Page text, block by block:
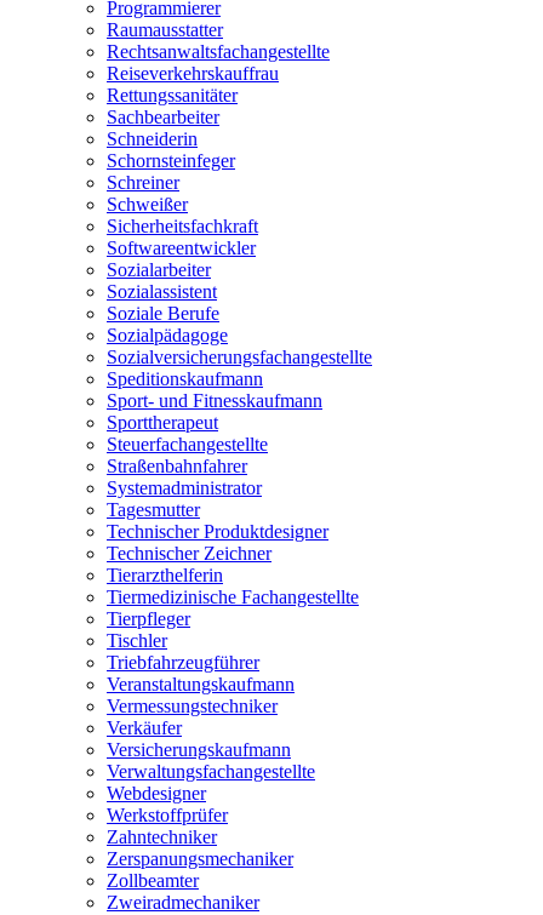
Programmierer
Raumausstatter
Rechtsanwaltsfachangestellte
Reiseverkehrskauffrau
Rettungssanitäter
Sachbearbeiter
Schneiderin
Schornsteinfeger
Schreiner
Schweißer
Sicherheitsfachkraft
Softwareentwickler
Sozialarbeiter
Sozialassistent
Soziale Berufe
Sozialpädagoge
Sozialversicherungsfachangestellte
Speditionskaufmann
Sport- und Fitnesskaufmann
Sporttherapeut
Steuerfachangestellte
Straßenbahnfahrer
Systemadministrator
Tagesmutter
Technischer Produktdesigner
Technischer Zeichner
Tierarzthelferin
Tiermedizinische Fachangestellte
Tierpfleger
Tischler
Triebfahrzeugführer
Veranstaltungskaufmann
Vermessungstechniker
Verkäufer
Versicherungskaufmann
Verwaltungsfachangestellte
Webdesigner
Werkstoffprüfer
Zahntechniker
Zerspanungsmechaniker
Zollbeamter
Zweiradmechaniker